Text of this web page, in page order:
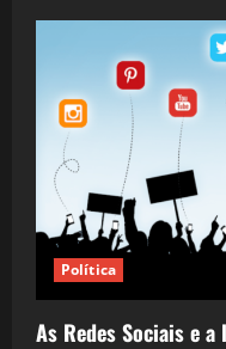
Política
As Redes Sociais e